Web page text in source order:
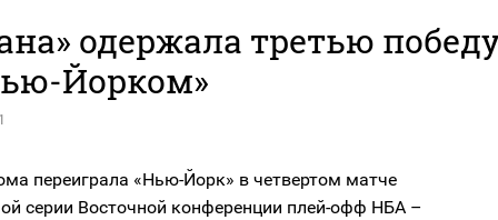
одержала третью
Йорком»
переиграла «Нью-Йорк» в четвертом матче
серии Восточной конференции плей-офф НБА –